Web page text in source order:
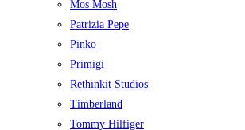
Mos Mosh
Patrizia Pepe
Pinko
Primigi
Rethinkit Studios
Timberland
Tommy Hilfiger